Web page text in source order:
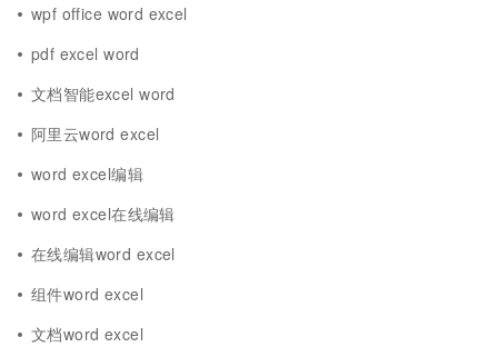
wpf office word excel
pdf excel word
文档智能excel word
阿里云word excel
word excel编辑
word excel在线编辑
在线编辑word excel
组件word excel
文档word excel